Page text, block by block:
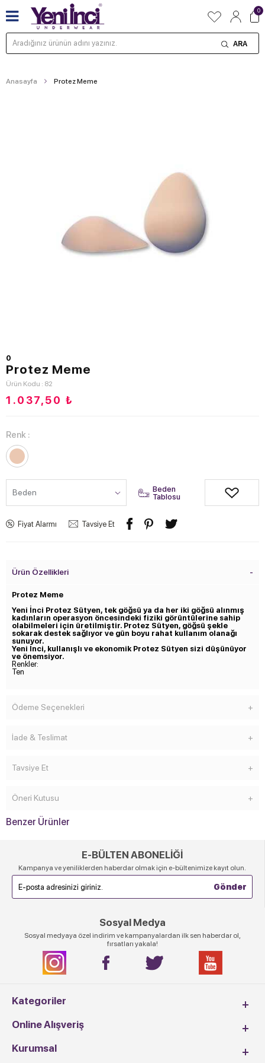
0
ARA
Anasayfa Protez Meme
0
Protez Meme
Ürün Kodu : 82
1.037,50 ₺
Renk :
Beden
Tablosu
Fiyat Alarmı Tavsiye Et
Ürün Özellikleri
Protez Meme
Yeni İnci Protez Sütyen, tek göğsü ya da her iki göğsü alınmış
kadınların operasyon öncesindeki fiziki görüntülerine sahip
olabilmeleri için üretilmiştir. Protez Sütyen, göğsü şekle
sokarak destek sağlıyor ve gün boyu rahat kullanım olanağı
sunuyor.
Yeni İnci, kullanışlı ve ekonomik Protez Sütyen sizi düşünüyor
ve önemsiyor.
Renkler:
Ten
Ödeme Seçenekleri
İade & Teslimat
Tavsiye Et
Öneri Kutusu
Benzer Ürünler
E-BÜLTEN ABONELİĞİ
Kampanya ve yeniliklerden haberdar olmak için e-bültenimize kayıt olun.
Sosyal Medya
Sosyal medyaya özel indirim ve kampanyalardan ilk sen haberdar ol,
fırsatları yakala!
Kategoriler
Online Alışveriş
Kurumsal